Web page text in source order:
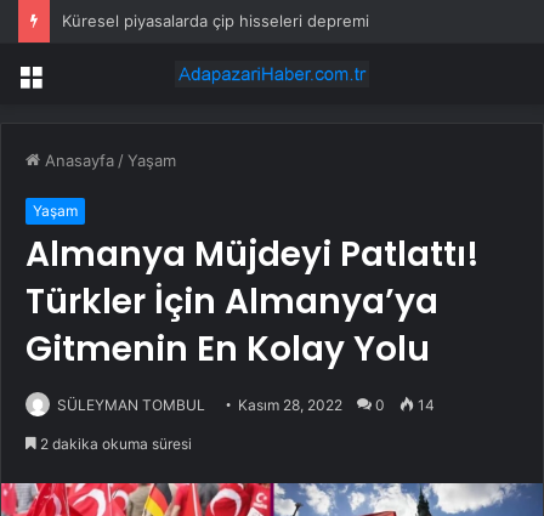
Menü
Anasayfa /Yaşam
Yaşam
Almanya Müjdeyi Patlattı!
Türkler İçin Almanya’ya
Gitmenin En Kolay Yolu
SÜLEYMAN TOMBUL Kasım 28, 2022 0 14
2 dakika okuma süresi